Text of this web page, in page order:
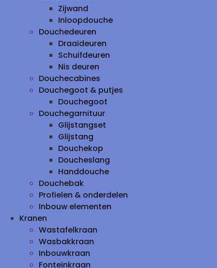
Zijwand
Inloopdouche
Douchedeuren
Draaideuren
Schuifdeuren
Nis deuren
Douchecabines
Douchegoot & putjes
Douchegoot
Douchegarnituur
Glijstangset
Glijstang
Douchekop
Doucheslang
Handdouche
Douchebak
Profielen & onderdelen
Inbouw elementen
Kranen
Wastafelkraan
Wasbakkraan
Inbouwkraan
Fonteinkraan